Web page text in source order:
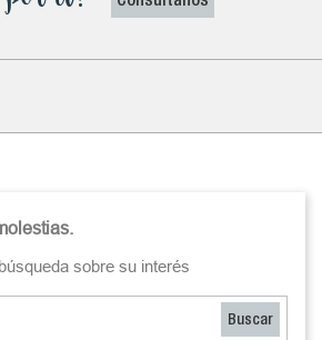
sobre su interés
Buscar